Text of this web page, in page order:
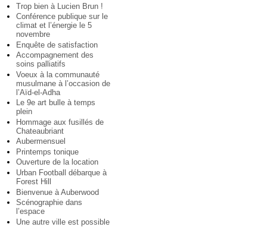
Trop bien à Lucien Brun !
Conférence publique sur le
climat et l’énergie le 5
novembre
Enquête de satisfaction
Accompagnement des
soins palliatifs
Voeux à la communauté
musulmane à l’occasion de
l’Aïd-el-Adha
Le 9e art bulle à temps
plein
Hommage aux fusillés de
Chateaubriant
Aubermensuel
Printemps tonique
Ouverture de la location
Urban Football débarque à
Forest Hill
Bienvenue à Auberwood
Scénographie dans
l’espace
Une autre ville est possible